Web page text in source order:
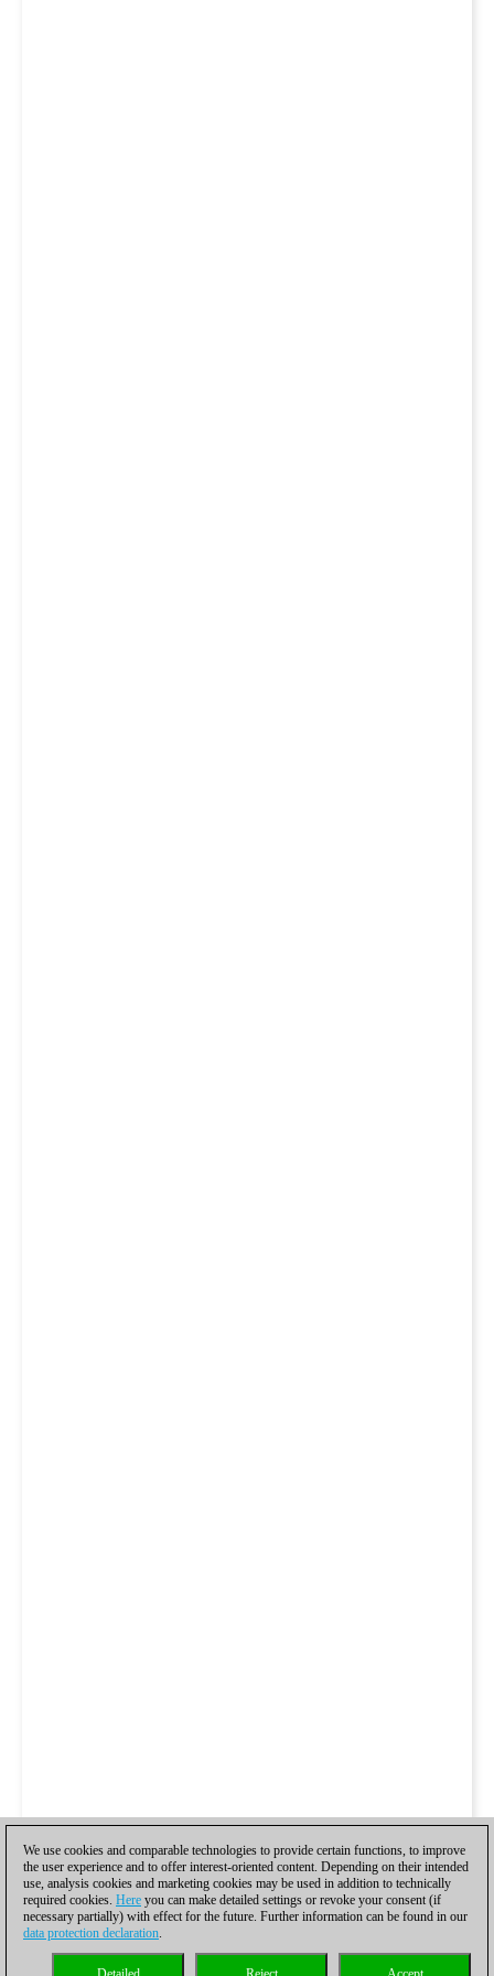
We use cookies and comparable technologies to provide certain functions, to improve
the user experience and to offer interest-oriented content. Depending on their intended
use, analysis cookies and marketing cookies may be used in addition to technically
required cookies. Here you can make detailed settings or revoke your consent (if
necessary partially) with effect for the future. Further information can be found in our
data protection declaration.